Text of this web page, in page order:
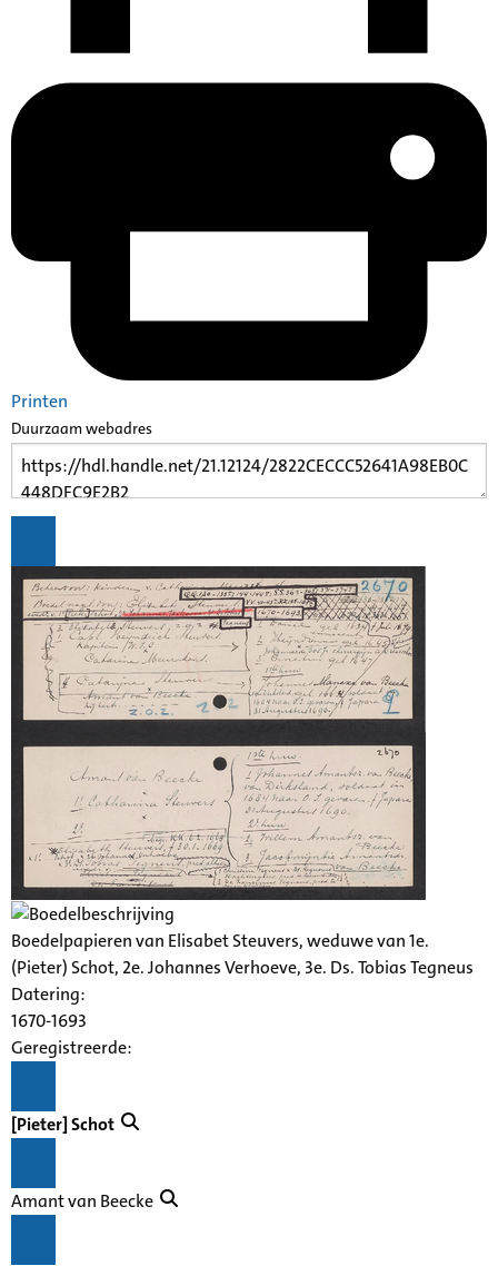
Printen
Duurzaam webadres
Boedelpapieren van Elisabet Steuvers, weduwe van 1e.
(Pieter) Schot, 2e. Johannes Verhoeve, 3e. Ds. Tobias Tegneus
Datering:
1670-1693
Geregistreerde:
[Pieter] Schot
Amant van Beecke